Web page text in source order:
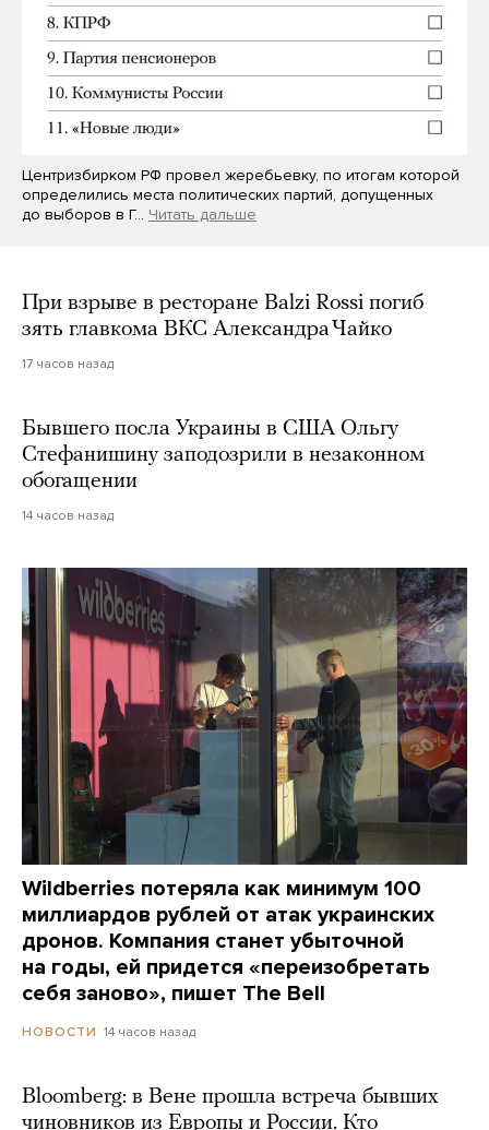
Центризбирком РФ провел жеребьевку, по итогам которой
определились места политических партий, допущенных
до выборов в Г… Читать дальше
При взрыве в ресторане Balzi Rossi погиб
зять главкома ВКС Александра Чайко
17 часов назад
Бывшего посла Украины в США Ольгу
Стефанишину заподозрили в незаконном
обогащении
14 часов назад
Wildberries потеряла как минимум 100
миллиардов рублей от атак украинских
дронов. Компания станет убыточной
на годы, ей придется «переизобретать
себя заново», пишет The Bell
НОВОСТИ 14 часов назад
Bloomberg: в Вене прошла встреча бывших
чиновников из Европы и России. Кто